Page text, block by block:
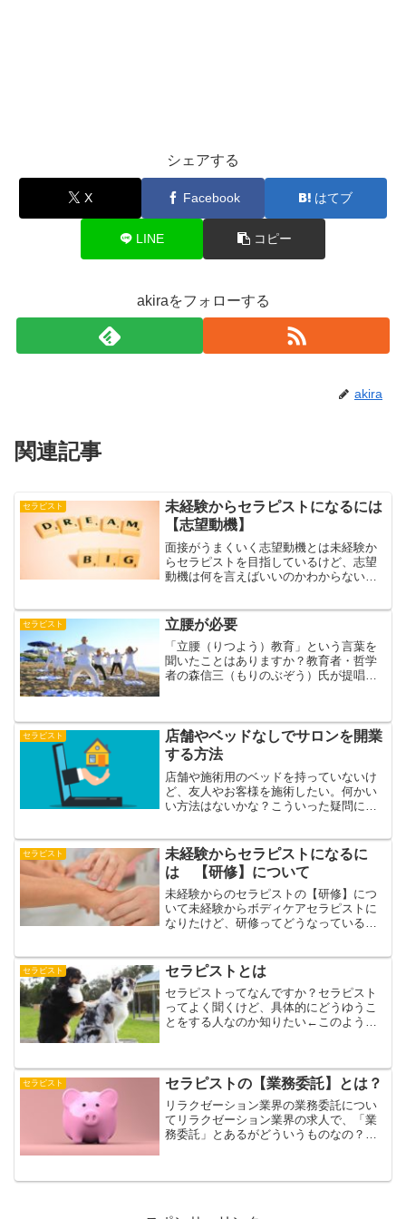
シェアする
X Facebook はてブ
LINE コピー
akiraをフォローする
akira
関連記事
セラピスト
未経験からセラピストになるには
【志望動機】
面接がうまくいく志望動機とは未経験か
らセラピストを目指しているけど、志望
動機は何を言えばいいのかわからない←
め志望動機面接を受ける時に必ず聞かれ
るのは志望動機です...
セラピスト 立腰が必要
「立腰（りつよう）教育」という言葉を
聞いたことはありますか？教育者・哲学
者の森信三（もりのぶぞう）氏が提唱し
い姿勢になり、正しい姿勢が人間形成に
役立つ」というものです愛知...
セラピスト
店舗やベッドなしでサロンを開業
する方法
店舗や施術用のベッドを持っていないけ
ど、友人やお客様を施術したい。何かい
い方法はないかな？こういった疑問に答
場合どうやって施術をすればいいのでし
ょうか？必要な時にレンタ...
セラピスト
未経験からセラピストになるに
は 【研修】について
未経験からのセラピストの【研修】につ
いて未経験からボディケアセラピストに
なりたけど、研修ってどうなっている
ことが一般的でした。現在は、サロンの
研修を受けて働くことが多く...
セラピスト セラピストとは
セラピストってなんですか？セラピスト
ってよく聞くけど、具体的にどうゆうこ
とをする人なのか知りたい←このような
はセラピストはセラピーをする人のこと
です。では、セラピ...
セラピスト セラピストの【業務委託】とは？
リラクゼーション業界の業務委託につい
てリラクゼーション業界の求人で、「業
務委託」とあるがどういうものなの？←
務委託のデメリット 業務委託はどんな人